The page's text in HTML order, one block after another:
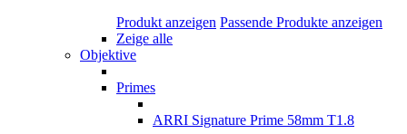
Produkt anzeigen Passende Produkte anzeigen
Zeige alle
Objektive
Primes
ARRI Signature Prime 58mm T1.8